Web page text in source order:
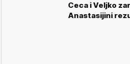
Ceca i Veljko
Anastasijini